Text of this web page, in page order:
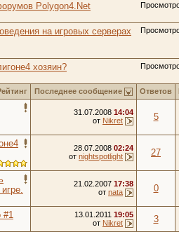
Polygon4.Net
на игровых серверах
хозяин?
Последнее сообщение Ответов
31.07.2008 14:04
от Nikret 5
28.07.2008 02:24
от nightspotlight 27
21.02.2007 17:38
от nata 0
#1 13.01.2011 19:05
от Nikret
3